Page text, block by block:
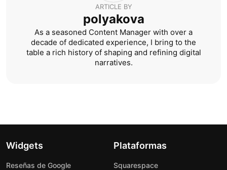
ARTICLE BY
polyakova
As a seasoned Content Manager with over a
decade of dedicated experience, I bring to the
table a rich history of shaping and refining digital
narratives.
Widgets
Reseñas de Google
Plataformas
Squarespace